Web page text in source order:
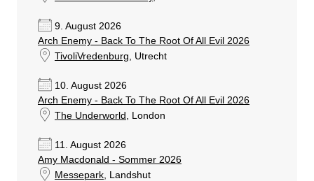
9. August 2026
Arch Enemy - Back To The Root Of All Evil 2026
TivoliVredenburg , Utrecht
10. August 2026
Arch Enemy - Back To The Root Of All Evil 2026
The Underworld
, London
11. August 2026
Amy Macdonald - Sommer 2026
Messepark, Landshut